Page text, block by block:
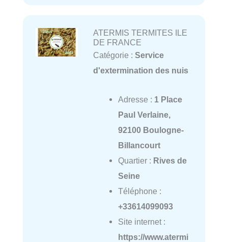
ATERMIS TERMITES ILE
DE FRANCE
Catégorie : Service
d'extermination des nuis
Adresse : 1 Place
Paul Verlaine,
92100 Boulogne-
Billancourt
Quartier : Rives de
Seine
Téléphone :
+33614099093
Site internet :
https://www.atermi